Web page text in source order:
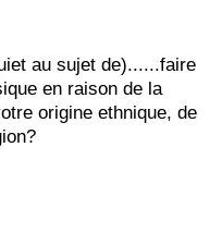
au sujet de)......faire
en raison de la
origine ethnique, de